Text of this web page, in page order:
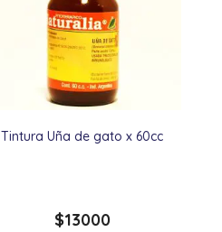
Tintura Uña de gato x 60cc
$13000